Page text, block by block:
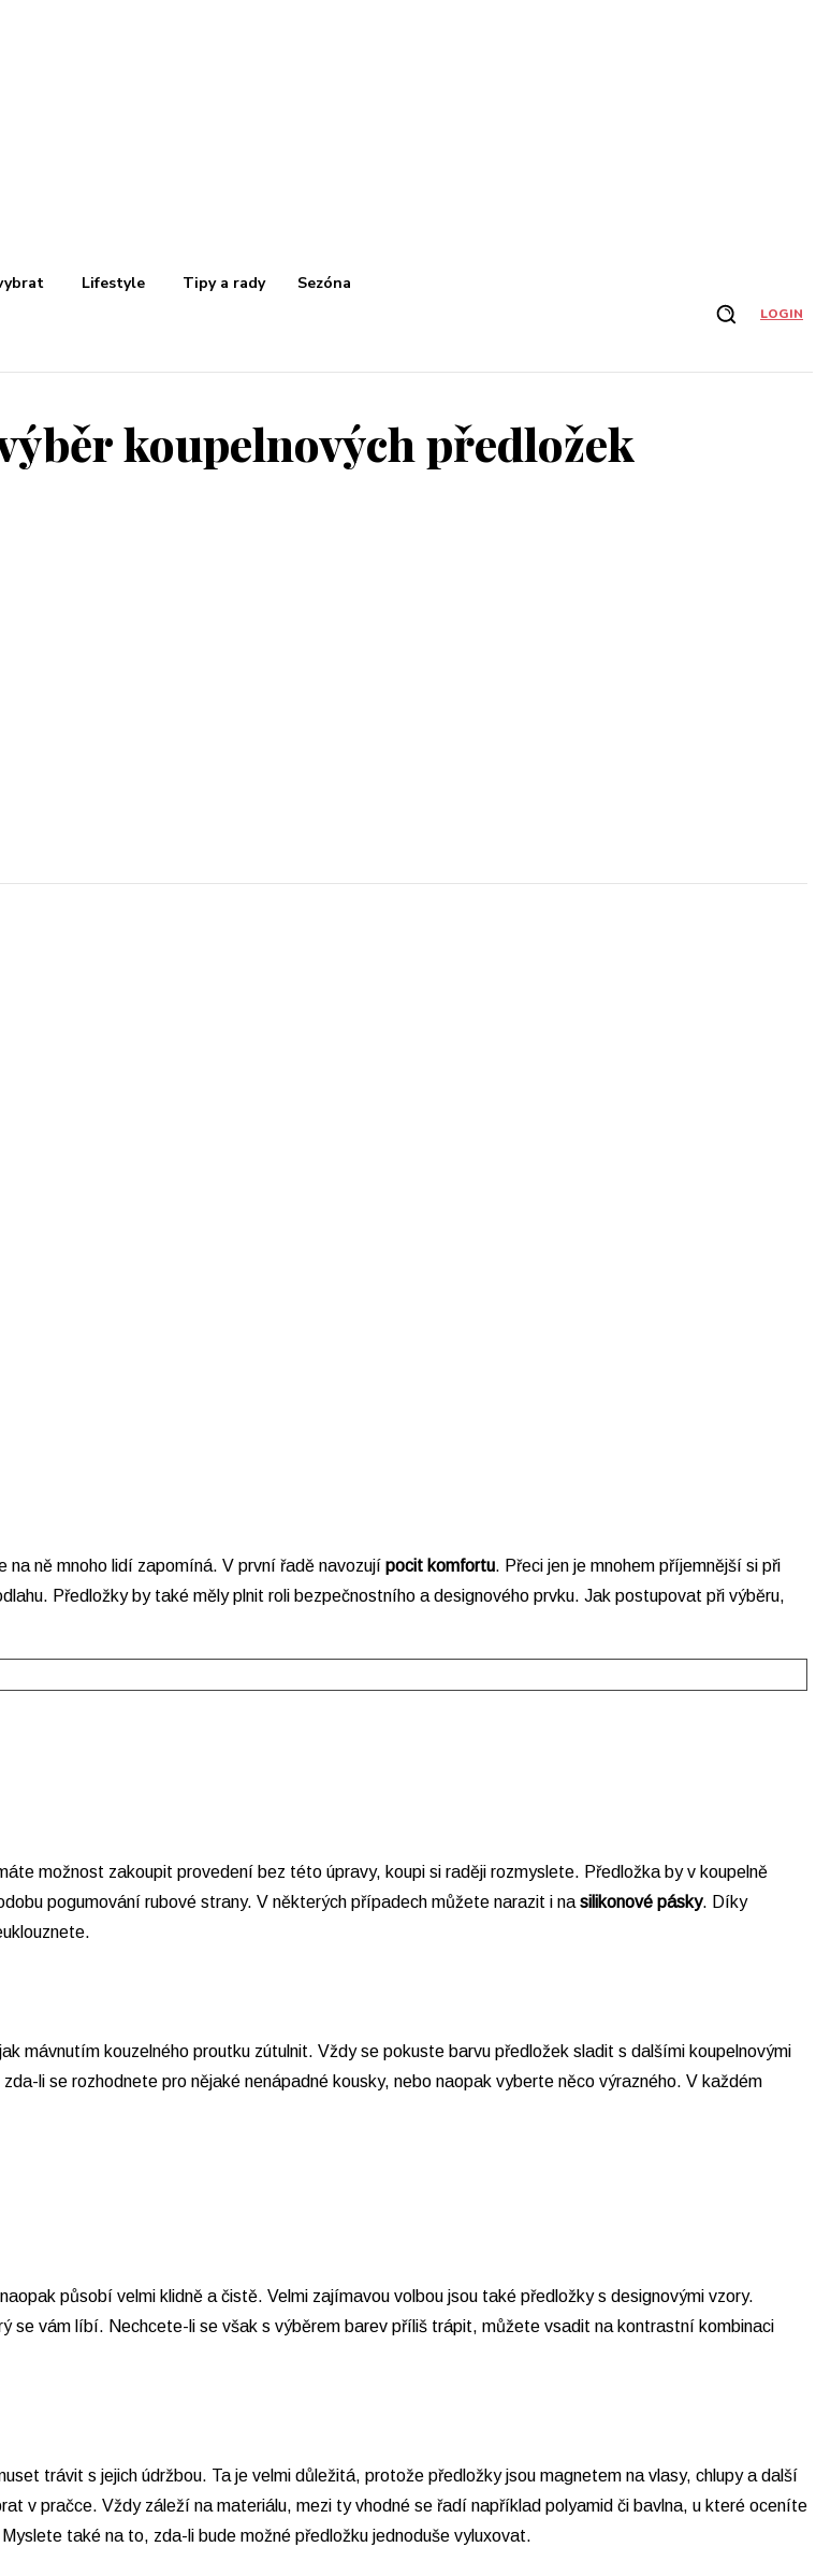
Lifestyle Tipy a rady Sezóna
LOGIN
koupelnových předložek
na ně mnoho lidí zapomíná. V první řadě navozují pocit komfortu. Přeci jen je mnohem příjemnější si při
Předložky by také měly plnit roli bezpečnostního a designového prvku. Jak postupovat při výběru,
možnost zakoupit provedení bez této úpravy, koupi si raději rozmyslete. Předložka by v koupelně
pogumování rubové strany. V některých případech můžete narazit i na silikonové pásky. Díky
mávnutím kouzelného proutku zútulnit. Vždy se pokuste barvu předložek sladit s dalšími koupelnovými
li se rozhodnete pro nějaké nenápadné kousky, nebo naopak vyberte něco výrazného. V každém
působí velmi klidně a čistě. Velmi zajímavou volbou jsou také předložky s designovými vzory.
se vám líbí. Nechcete-li se však s výběrem barev příliš trápit, můžete vsadit na kontrastní kombinaci
trávit s jejich údržbou. Ta je velmi důležitá, protože předložky jsou magnetem na vlasy, chlupy a další
v pračce. Vždy záleží na materiálu, mezi ty vhodné se řadí například polyamid či bavlna, u které oceníte
také na to, zda-li bude možné předložku jednoduše vyluxovat.